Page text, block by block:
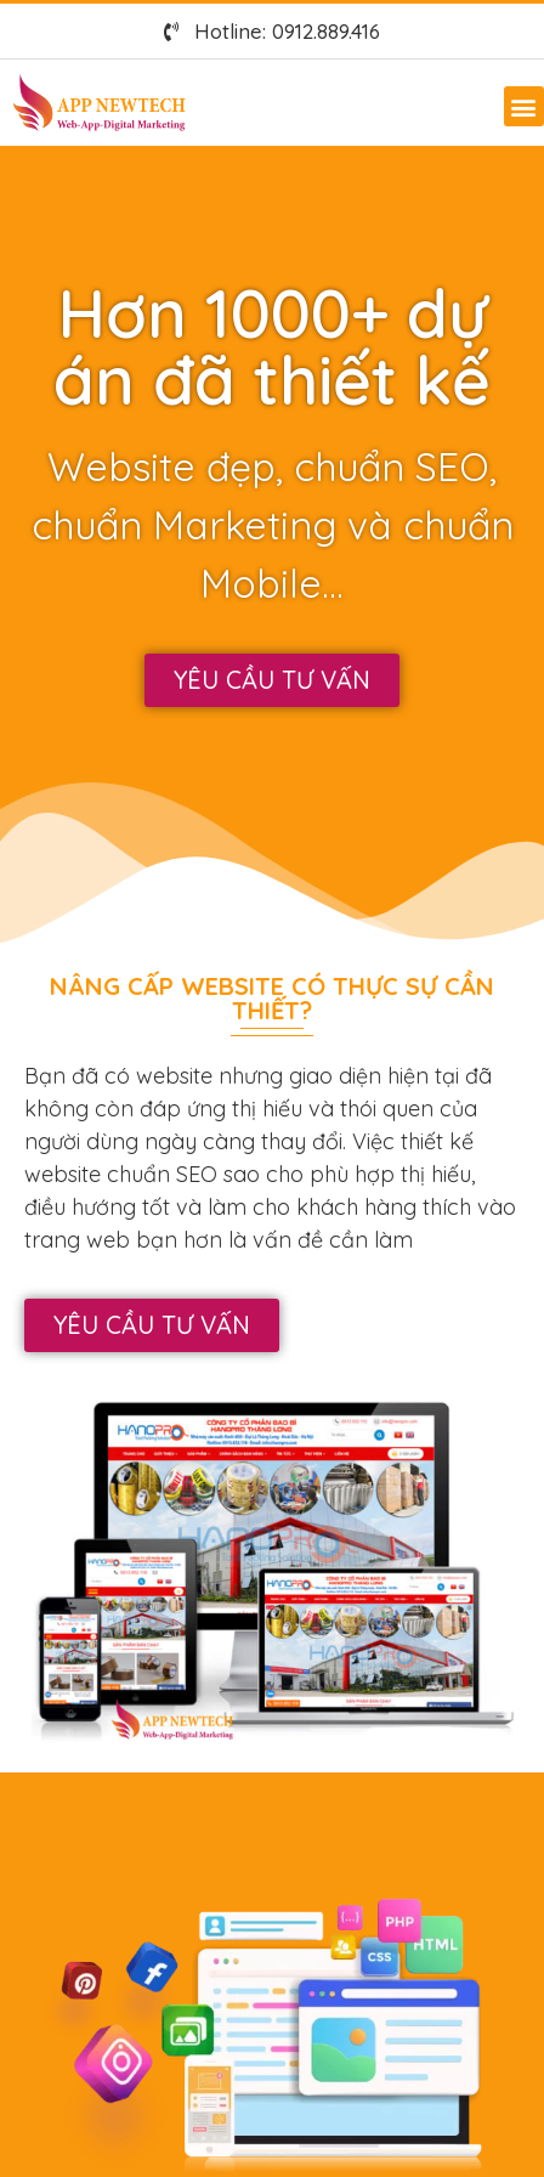
Hotline: 0912.889.416
Hơn 1000+ dự
án đã thiết kế
Website đẹp, chuẩn SEO,
chuẩn Marketing và chuẩn
Mobile…
YÊU CẦU TƯ VẤN
NÂNG CẤP WEBSITE CÓ THỰC SỰ CẦN
THIẾT?
Bạn đã có website nhưng giao diện hiện tại đã
không còn đáp ứng thị hiếu và thói quen của
người dùng ngày càng thay đổi. Việc thiết kế
website chuẩn SEO sao cho phù hợp thị hiếu,
điều hướng tốt và làm cho khách hàng thích vào
trang web bạn hơn là vấn đề cần làm
YÊU CẦU TƯ VẤN